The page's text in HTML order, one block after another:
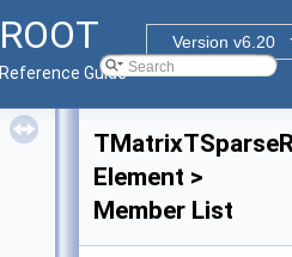
ROOT
Version v6.20
Reference Guide
Element >
Member List